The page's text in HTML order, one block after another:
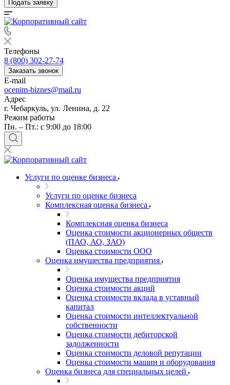
Подать заявку
Телефоны
8 (800) 302-27-74
Заказать звонок
E-mail
ocenim-biznes@mail.ru
Адрес
г. Чебаркуль, ул. Ленина, д. 22
Режим работы
Пн. – Пт.: с 9:00 до 18:00
Услуги по оценке бизнеса
Услуги по оценке бизнеса
Комплексная оценка бизнеса
Комплексная оценка бизнеса
Оценка стоимости акционерных обществ
(ПАО, АО, ЗАО)
Оценка стоимости ООО
Оценка имущества предприятия
Оценка имущества предприятия
Оценка стоимости акций
Оценка стоимости вклада в уставный
капитал
Оценка стоимости интеллектуальной
собственности
Оценка стоимости дебиторской
задолженности
Оценка стоимости деловой репутации
Оценка стоимости машин и оборудования
Оценка бизнеса для специальных целей